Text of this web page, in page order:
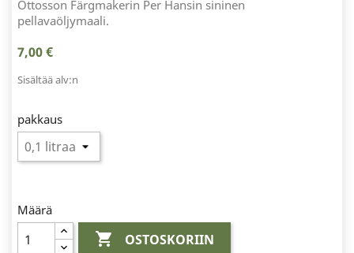
Ottosson Färgmakerin Per Hansin sininen
pellavaöljymaali.
7,00 €
Sisältää alv:n
pakkaus
Määrä
 OSTOSKORIIN